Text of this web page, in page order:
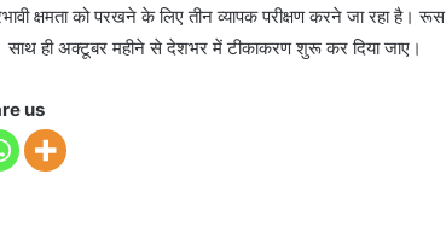
क्षमता को परखने के लिए तीन व्यापक परीक्षण करने जा रहा है। रूस
साथ ही अक्टूबर महीने से देशभर में टीकाकरण शुरू कर दिया जाए।
us